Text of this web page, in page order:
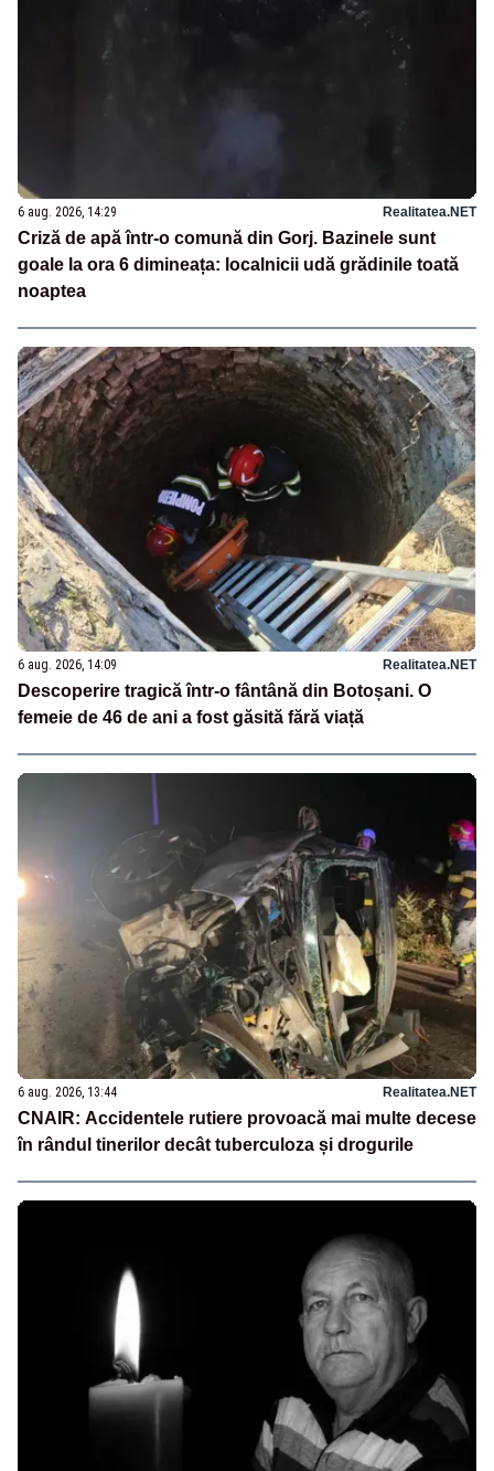
6 aug. 2026, 14:29 Realitatea.NET
Criză de apă într-o comună din Gorj. Bazinele sunt
goale la ora 6 dimineața: localnicii udă grădinile toată
noaptea
6 aug. 2026, 14:09 Realitatea.NET
Descoperire tragică într-o fântână din Botoșani. O
femeie de 46 de ani a fost găsită fără viață
6 aug. 2026, 13:44 Realitatea.NET
CNAIR: Accidentele rutiere provoacă mai multe decese
în rândul tinerilor decât tuberculoza și drogurile